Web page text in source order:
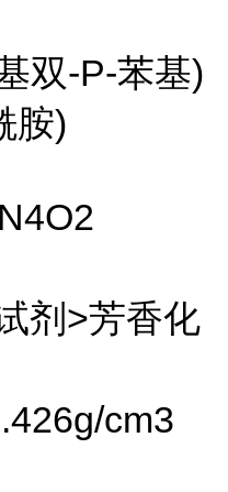
双-P-苯基)
胺)
剂>芳香化
cm3